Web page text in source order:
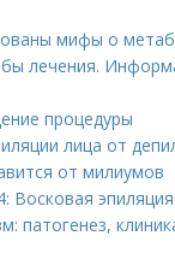
мифы о
лечения.
процедуры
лица от
от милиумов
Восковая эпиляция
патогенез,